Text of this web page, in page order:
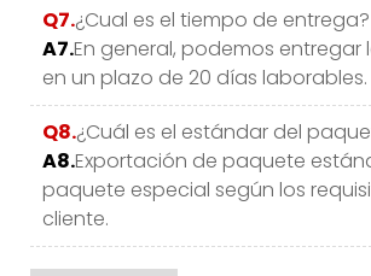
Q7.¿Cual es el tiempo de entrega?
A7.En general, podemos entregar
en un plazo de 20 días laborables.
Q8.¿Cuál es el estándar del
A8.Exportación de paquete
paquete especial según los
cliente.